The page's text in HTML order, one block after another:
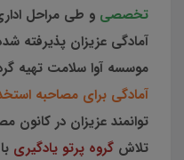
تخصصی و طی مراحل
آمادگی عزیزان پذیرفته
موسسه آوا سلامت تهیه
آمادگی برای مصاحبه
توانمند عزیزان در کانون
تلاش گروه پرتو یادگیری